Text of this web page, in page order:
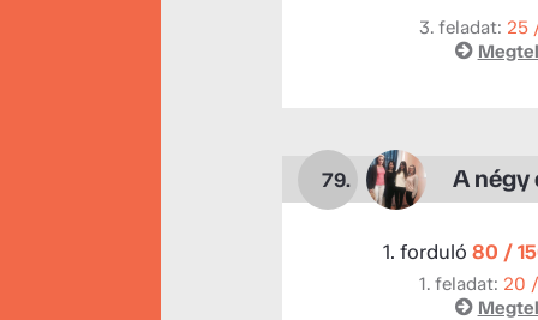
3. feladat: 25
79. A négy
1. forduló 80 /
1. feladat: 20